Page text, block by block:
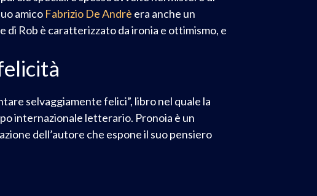
amico Fabrizio De Andrè era anche un
di Rob è caratterizzato da ironia e ottimismo, e
selvaggiamente felici”, libro nel quale la
internazionale letterario. Pronoia è un
dell’autore che espone il suo pensiero